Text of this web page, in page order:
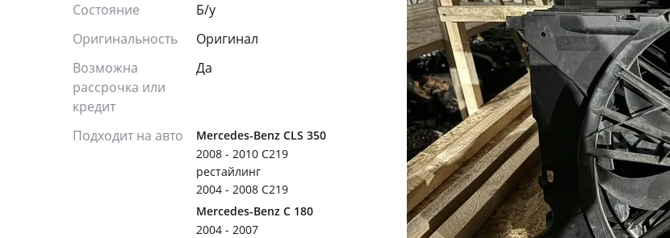
Состояние
Б/y
Оригинальность
Оригинал
Возможна
рассрочка или
кредит
Да
Подходит на авто
Mercedes-Benz CLS 350
2008 - 2010 C219
рестайлинг
2004 - 2008 C219
Mercedes-Benz C 180
2004 - 2007